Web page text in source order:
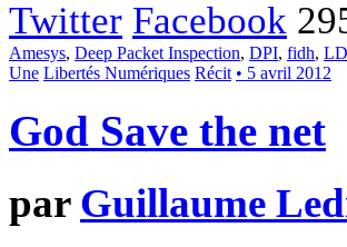
Twitter Facebook
Amesys, Deep Packet Inspection, DPI, fidh,
Une Libertés Numériques Récit • 5 avril 2012
God Save the net
par Guillaume